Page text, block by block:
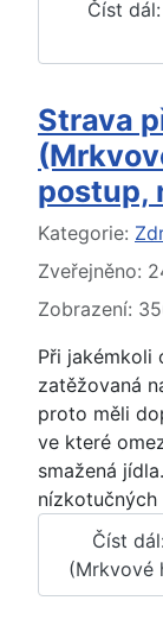
Číst
Strava
postup,
Základní
Kategorie:
Zveřejněno:
Zobrazení:
Při jakémkoli
zatěžovaná
proto měli
ve které
smažená
Číst
(Mrkvové